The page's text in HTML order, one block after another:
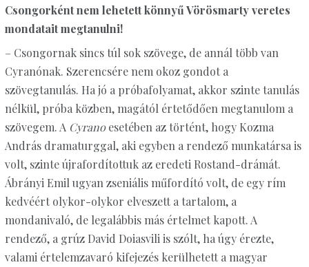
Csongorként nem lehetett könnyű Vörösmarty veretes
mondatait megtanulni!
– Csongornak sincs túl sok szövege, de annál több van
Cyranónak. Szerencsére nem okoz gondot a
szövegtanulás. Ha jó a próbafolyamat, akkor szinte tanulás
nélkül, próba közben, magától értetődően megtanulom a
szövegem. A Cyranoesetében az történt, hogy Kozma
András dramaturggal, aki egyben a rendező munkatársa is
volt, szinte újrafordítottuk az eredeti Rostand-drámát.
Ábrányi Emil ugyan zseniális műfordító volt, de egy rím
kedvéért olykor-olykor elveszett a tartalom, a
mondanivaló, de legalábbis más értelmet kapott. A
rendező, a grúz David Doiasvili is szólt, ha úgy érezte,
valami értelemzavaró kifejezés kerülhetett a magyar